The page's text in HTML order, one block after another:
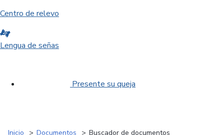
Centro de relevo
Lengua de señas
Presente su queja
Inicio Documentos Buscador de documentos